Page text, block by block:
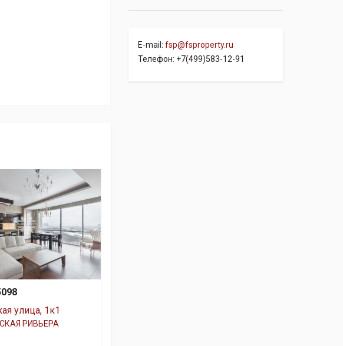
улица, 1к1
РИВЬЕРА
E-mail: fsp@fsproperty.ru
Телефон: +7(499)583-12-91